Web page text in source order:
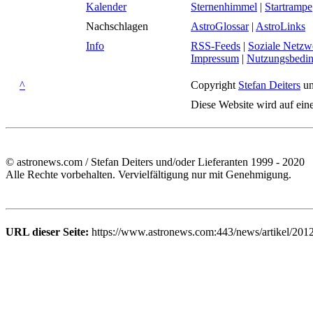
Kalender
Sternenhimmel | Startrampe
Nachschlagen
AstroGlossar| AstroLinks
Info
RSS-Feeds | Soziale
Impressum |
^ Copyright Stefan Deiters
Diese Website wird auf
© astronews.com / Stefan Deiters und/oder Lieferanten 1999 - 2020
Alle Rechte vorbehalten. Vervielfältigung nur mit Genehmigung.
URL dieser Seite: https://www.astronews.com:443/news/artikel/